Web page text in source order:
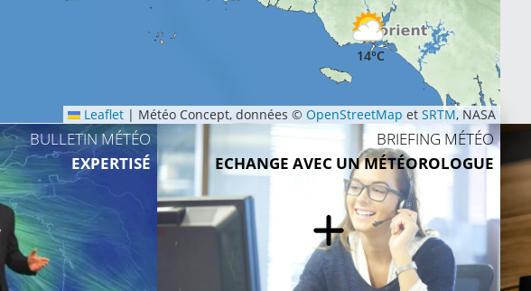
14°C
14°C
Leaflet | Météo Concept, données © OpenStreetMap et SRTM, NASA
BULLETIN MÉTÉO
EXPERTISÉ
BRIEFING MÉTÉO
ECHANGE AVEC UN MÉTÉOROLOGUE